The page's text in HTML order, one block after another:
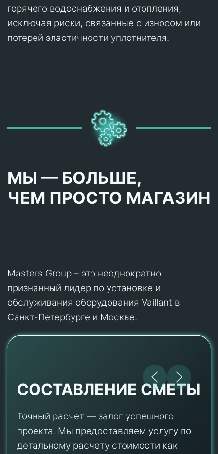
горячего водоснабжения и отопления,
исключая риски, связанные с износом или
потерей эластичности уплотнителя.
МЫ — БОЛЬШЕ,
ЧЕМ ПРОСТО МАГАЗИН
Masters Group – это неоднократно
признанный лидер по установке и
обслуживания оборудования Vaillant в
Санкт-Петербурге и Москве.
СОСТАВЛЕНИЕ СМЕТЫ
Точный расчет — залог успешного
проекта. Мы предоставляем услугу по
детальному расчету стоимости как